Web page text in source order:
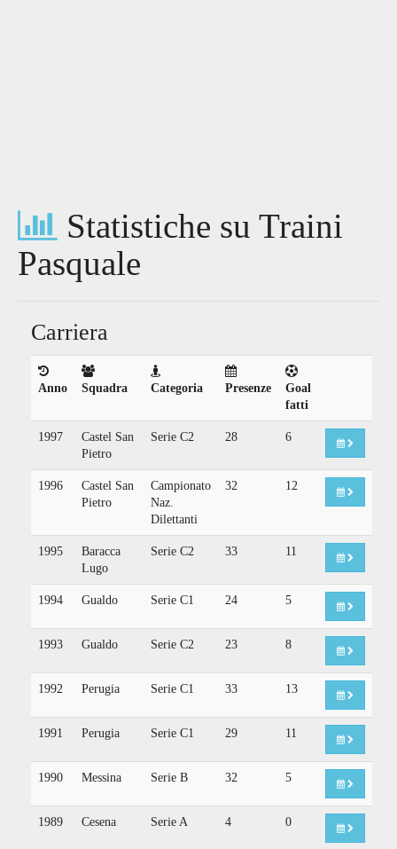
Statistiche su Traini
Pasquale
Carriera
Anno Squadra Categoria Presenze
Goal
fatti
1997
Castel San
Pietro
Serie C2 28 6
1996
Castel San
Pietro
Campionato
Naz.
Dilettanti
32 12
1995
Baracca
Lugo
Serie C2 33 11
1994 Gualdo Serie C1 24 5
1993 Gualdo Serie C2 23 8
1992 Perugia Serie C1 33 13
1991 Perugia Serie C1 29 11
1990 Messina Serie B 32 5
1989 Cesena Serie A 4 0